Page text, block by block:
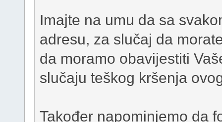
Imajte na umu da sa
adresu, za slučaj da
da moramo obavijestiti
slučaju teškog kršenja
Također napominjemo da